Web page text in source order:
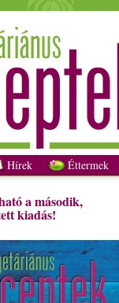
Hírek Éttermek
a második,
kiadás!